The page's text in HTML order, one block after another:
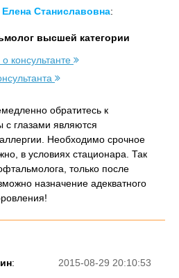
Станиславовна:
высшей категории
консультанте
обратитесь к
с глазами являются
Необходимо срочное
в условиях стационара. Так
только после
назначение адекватного
2015-08-29 20:10:53
: